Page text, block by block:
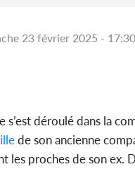
23 février 2025 - 17:30
s’est déroulé dans la
de son ancienne
les proches de son ex.